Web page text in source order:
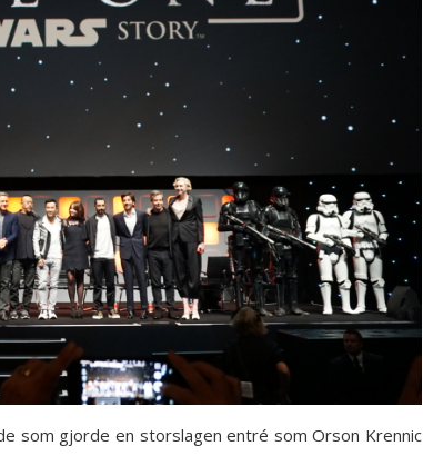
som gjorde en storslagen entré som Orson Krennic